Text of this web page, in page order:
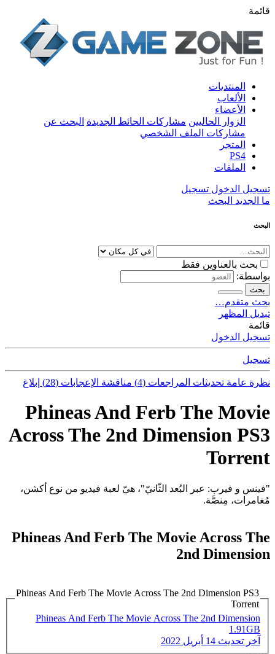
قائمة
المنتديات
الألعاب
الأعضاء
الزوار الحاليين مشاركات الحائط الجديدة البحث عن
مشاركات الملف الشخصي
المتجر
PS4
الملفات
تسجيل الدخول تسجيل
ما الجديد البحث
البحث
بحث بالعناوين فقط
بواسطة:
بحث
بحث متقدم…
تبديل المظهر
قائمة
تسجيل الدخول
تسجيل
نظرة عامة تحديثات المراجعات (4) مناقشة الإعجابات (28) إبلاغ
Phineas And Ferb The Movie
Across The 2nd Dimension PS3
Torrent
"فينس و فيرب: عبر البُعد الثّانيّ"، هيّ لعبة فيديو من نوع أكشن،
مُغامرات، مِنصَّة.
Phineas And Ferb The Movie Across The
2nd Dimension
Phineas And Ferb The Movie Across The 2nd Dimension PS3
Torrent
Phineas And Ferb The Movie Across The 2nd Dimension
1.91GB
آخر تحديث 14 أبريل 2022